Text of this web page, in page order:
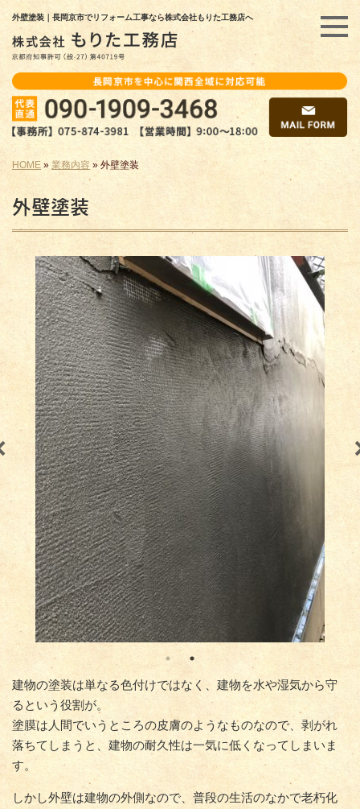
外壁塗装｜長岡京市でリフォーム工事なら株式会社もりた工務店へ
HOME » 業務内容 » 外壁塗装
外壁塗装
建物の塗装は単なる色付けではなく、建物を水や湿気から守
るという役割が。
塗膜は人間でいうところの皮膚のようなものなので、剥がれ
落ちてしまうと、建物の耐久性は一気に低くなってしまいま
す。
しかし外壁は建物の外側なので、普段の生活のなかで老朽化